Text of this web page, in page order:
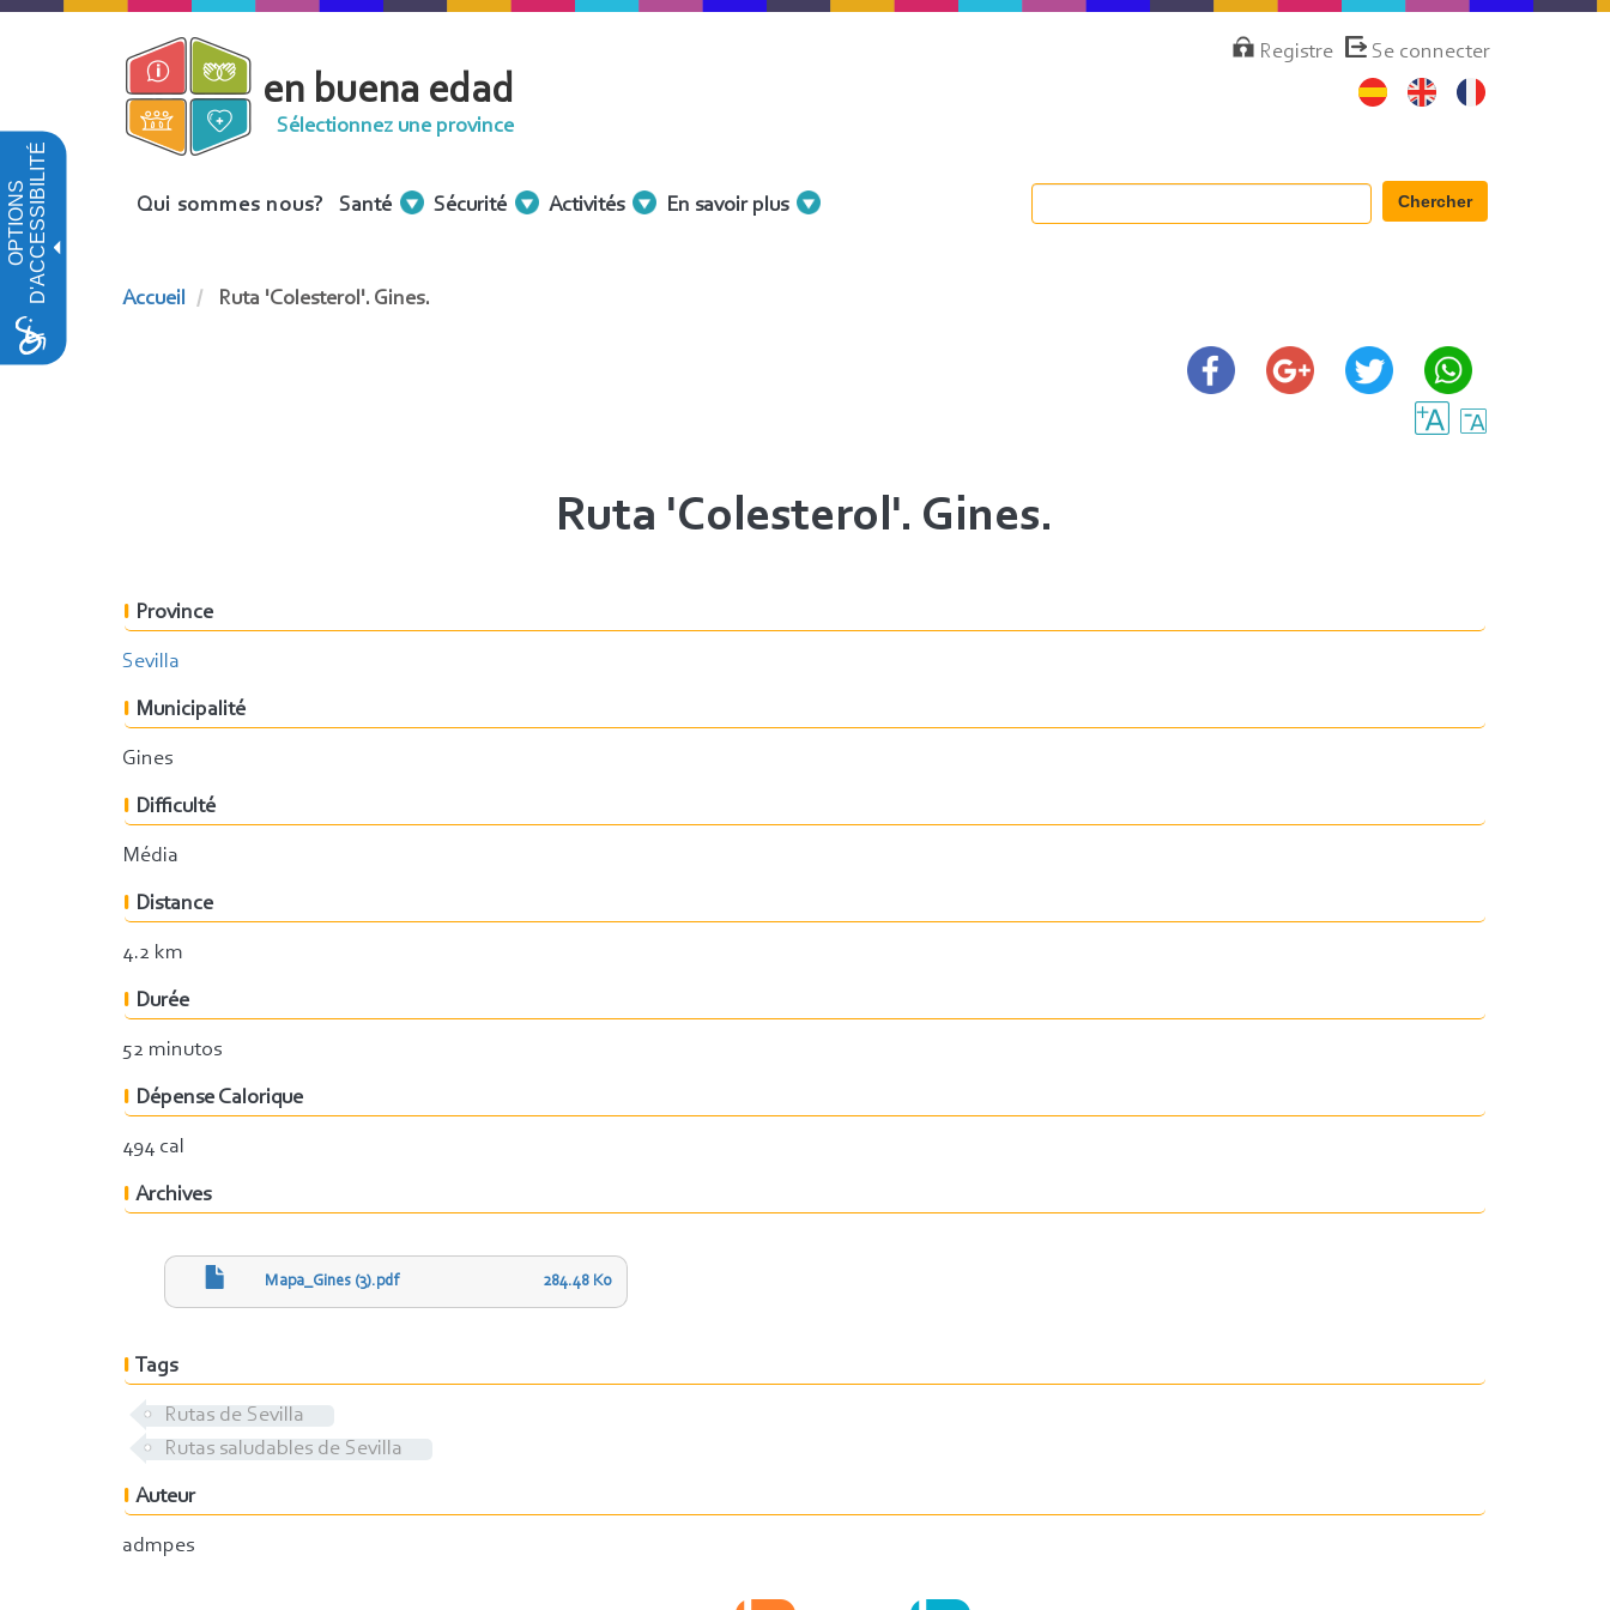
OPTIONSD'ACCESSIBILITÉ
Aller
MenúRegistre Se connecter
en buena edad
Sélectionnez une province
Menu
Qui sommes nous? Santé Sécurité Activités En savoir plus Chercher
Accueil Ruta 'Colesterol'. Gines.
Ruta 'Colesterol'. Gines.
Province
Sevilla
Municipalité
Gines
Difficulté
Média
Distance
4.2 km
Durée
52 minutos
Dépense Calorique
494 cal
Archives
Mapa_Gines (3).pdf 284.48 Ko
Tags
Rutas de Sevilla
Rutas saludables de Sevilla
Auteur
admpes